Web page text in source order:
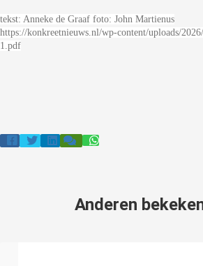
tekst: Anneke de Graaf foto: John Martienus
https://konkreetnieuws.nl/wp-content/uploads/
1.pdf
Anderen